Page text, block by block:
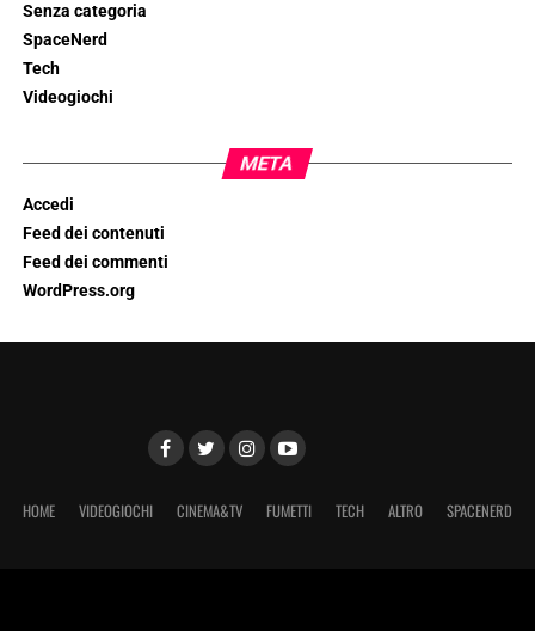
Senza categoria
SpaceNerd
Tech
Videogiochi
META
Accedi
Feed dei contenuti
Feed dei commenti
WordPress.org
HOME VIDEOGIOCHI CINEMA&TV FUMETTI TECH ALTRO SPACENERD